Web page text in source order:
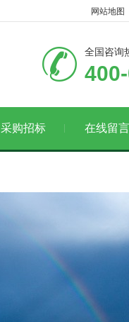
网站地图
全国咨询
采购招标 在线留言